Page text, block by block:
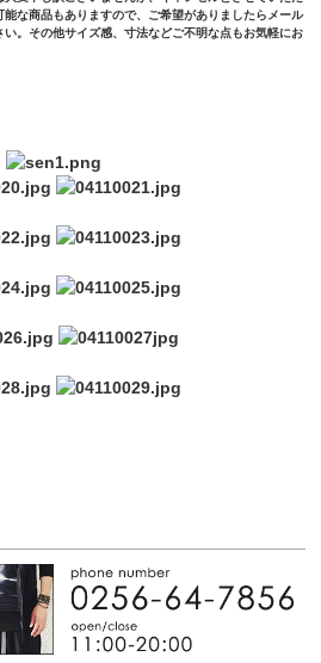
な商品もありますので、ご希望がありましたらメール
。その他サイズ感、寸法などご不明な点もお気軽にお